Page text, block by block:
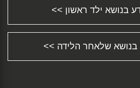
לתינוק? טיפים ורעיונות טובים......
שעיר? לא נורא......
בנושא ילד ראשון >>
בנושא שלאחר הלידה >>